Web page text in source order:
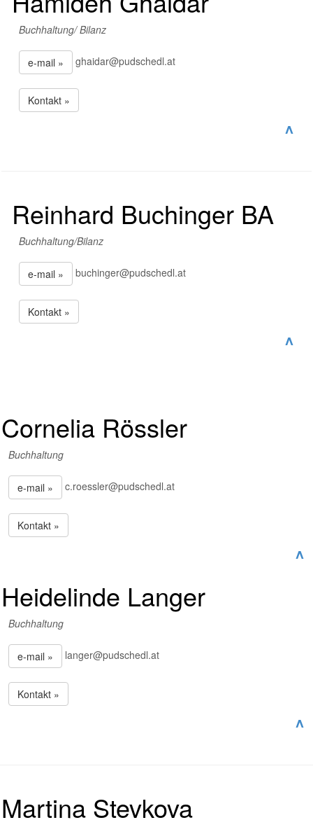
Buchhaltung/ Bilanz
e-mail » ghaidar@pudschedl.at
Kontakt »
^
Reinhard Buchinger BA
Buchhaltung/Bilanz
e-mail » buchinger@pudschedl.at
Kontakt »
^
Cornelia Rössler
Buchhaltung
e-mail » c.roessler@pudschedl.at
Kontakt »
^
Heidelinde Langer
Buchhaltung
e-mail » langer@pudschedl.at
Kontakt »
^
Martina Stevkova